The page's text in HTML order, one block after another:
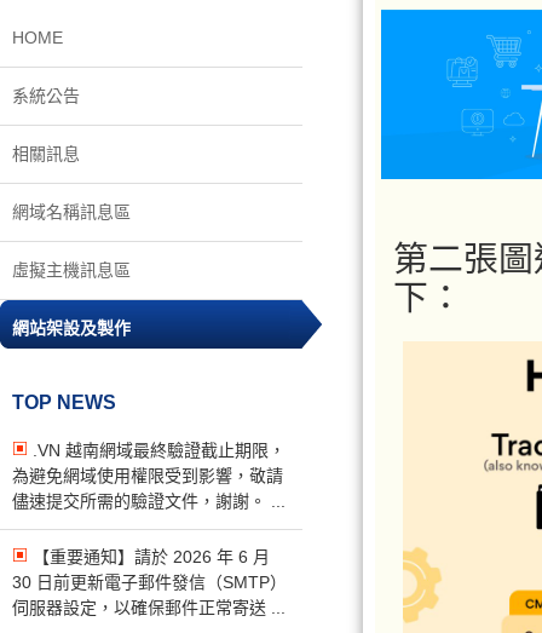
HOME
系統公告
相關訊息
網域名稱訊息區
虛擬主機訊息區
網站架設及製作
TOP NEWS
.VN 越南網域最終驗證截止期限，
為避免網域使用權限受到影響，敬請
儘速提交所需的驗證文件，謝謝。 ...
【重要通知】請於 2026 年 6 月
30 日前更新電子郵件發信（SMTP）
伺服器設定，以確保郵件正常寄送 ...
第二張圖
下：